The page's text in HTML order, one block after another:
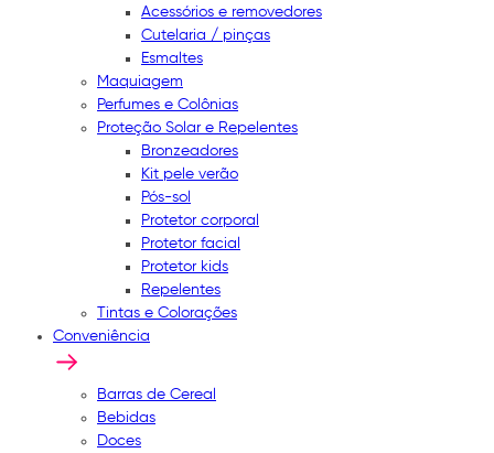
Acessórios e removedores
Cutelaria / pinças
Esmaltes
Maquiagem
Perfumes e Colônias
Proteção Solar e Repelentes
Bronzeadores
Kit pele verão
Pós-sol
Protetor corporal
Protetor facial
Protetor kids
Repelentes
Tintas e Colorações
Conveniência
Barras de Cereal
Bebidas
Doces